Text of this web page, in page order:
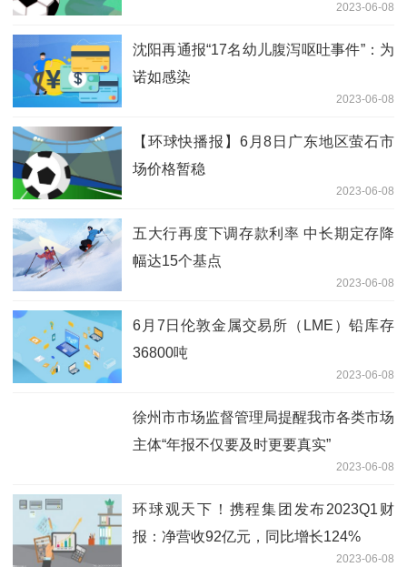
2023-06-08
沈阳再通报“17名幼儿腹泻呕吐事件”：为
诺如感染
2023-06-08
【环球快播报】6月8日广东地区萤石市
场价格暂稳
2023-06-08
五大行再度下调存款利率 中长期定存降
幅达15个基点
2023-06-08
6月7日伦敦金属交易所（LME）铅库存
36800吨
2023-06-08
徐州市市场监督管理局提醒我市各类市场
主体“年报不仅要及时更要真实”
2023-06-08
环球观天下！携程集团发布2023Q1财
报：净营收92亿元，同比增长124%
2023-06-08